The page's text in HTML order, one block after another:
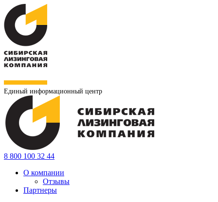
Единый информационный центр
8 800 100 32 44
О компании
Отзывы
Партнеры